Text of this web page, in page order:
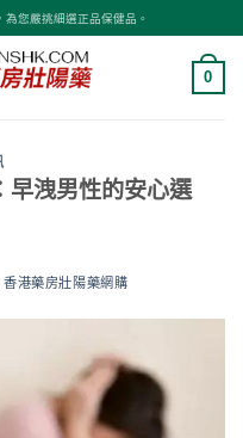
您嚴挑細選正品保健品。
0
早洩男性的安心選
香港藥房壯陽藥網購